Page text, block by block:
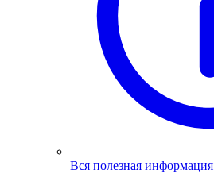
Вся полезная информация